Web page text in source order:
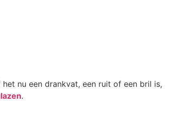
nu een drankvat, een ruit of een bril is,
.